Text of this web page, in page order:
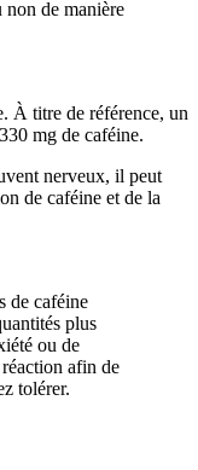
non de manière
À titre de référence, un
mg de caféine.
nerveux, il peut
de caféine et de la
de caféine
plus
ou de
afin de
tolérer.